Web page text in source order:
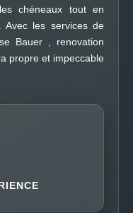
chéneaux tout en
Avec les services de
Bauer , renovation
propre et impeccable